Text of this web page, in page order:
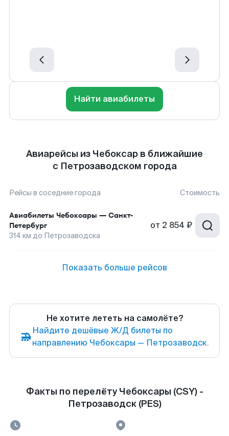
Найти авиабилеты
Авиарейсы из Чебоксар в ближайшие
с Петрозаводском города
Рейсы в соседние города Стоимость
Авиабилеты Чебоксары — Санкт-
Петербург
314 км до Петрозаводска
от 2 854 ₽
Показать больше рейсов
Не хотите лететь на самолёте?
Найдите дешёвые Ж/Д билеты по
направлению Чебоксары — Петрозаводск.
Факты по перелёту Чебоксары (CSY) -
Петрозаводск (PES)